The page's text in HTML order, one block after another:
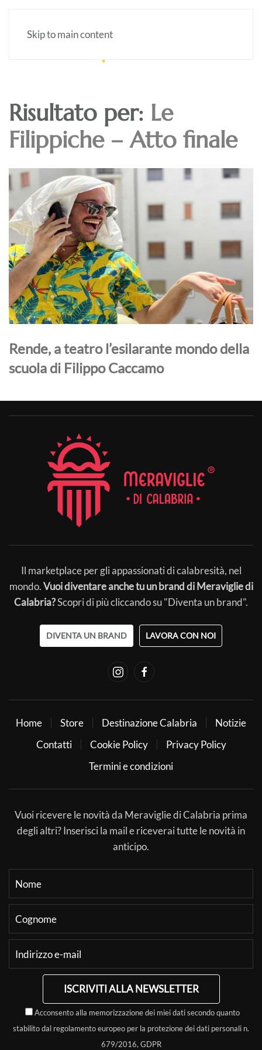
Skip to main content
Risultato per: Le
Filippiche – Atto finale
Rende, a teatro l’esilarante mondo della
scuola di Filippo Caccamo
Il marketplace per gli appassionati di calabresità, nel
mondo.Vuoi diventare anche tu un brand di Meraviglie di
Calabria?Scopri di più cliccando su "Diventa un brand".
DIVENTA UN BRAND LAVORA CON NOI
Home Store Destinazione Calabria
Notizie
Contatti
Cookie Policy
Privacy Policy
Termini e condizioni
Vuoi ricevere le novità da Meraviglie di Calabria prima
degli altri? Inserisci la mail e riceverai tutte le novità in
anticipo.
ISCRIVITI ALLA NEWSLETTER
Acconsento alla memorizzazione dei miei dati secondo quanto
stabilito dal regolamento europeo per la protezione dei dati personali n.
679/2016, GDPR